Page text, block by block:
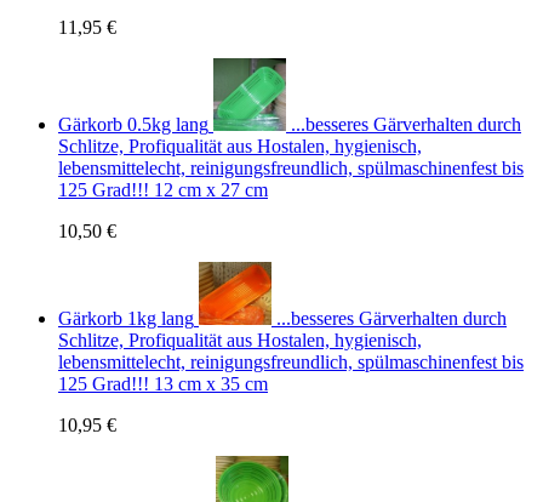
11,95 €
Gärkorb 0.5kg lang
...besseres Gärverhalten durch
Schlitze, Profiqualität aus Hostalen, hygienisch,
lebensmittelecht, reinigungsfreundlich, spülmaschinenfest bis
125 Grad!!! 12 cm x 27 cm
10,50 €
Gärkorb 1kg lang
...besseres Gärverhalten durch
Schlitze, Profiqualität aus Hostalen, hygienisch,
lebensmittelecht, reinigungsfreundlich, spülmaschinenfest bis
125 Grad!!! 13 cm x 35 cm
10,95 €